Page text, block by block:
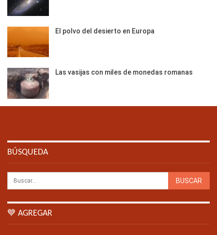
El polvo del desierto en Europa
Las vasijas con miles de monedas romanas
BÚSQUEDA
💙 AGREGAR